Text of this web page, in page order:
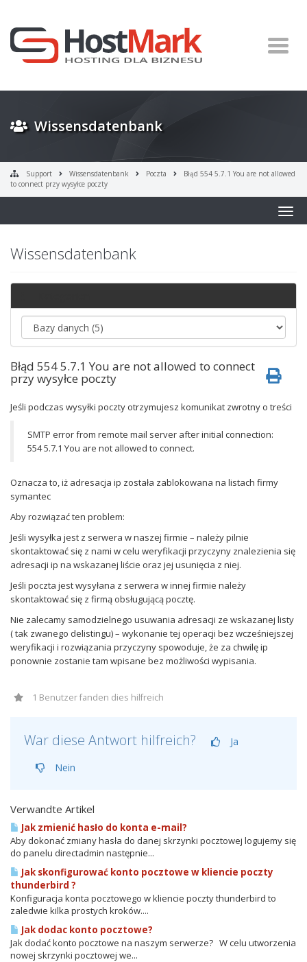
Wissensdatenbank
Support Wissensdatenbank Poczta
Błąd 554 5.7.1 You are not allowed
to connect przy wysyłce poczty
Wissensdatenbank
Błąd 554 5.7.1 You are not allowed to connect
przy wysyłce poczty
Jeśli podczas wysyłki poczty otrzymujesz komunikat zwrotny o treści
SMTP error from remote mail server after initial connection:
554 5.7.1 You are not allowed to connect.
Oznacza to, iż adresacja ip została zablokowana na listach firmy
symantec
Aby rozwiązać ten problem:
Jeśli wysyłka jest z serwera w naszej firmie – należy pilnie
skontaktować się z nami w celu weryfikacji przyczyny znalezienia się
adresacji ip na wskazanej liście oraz jej usunięcia z niej.
Jeśli poczta jest wysyłana z serwera w innej firmie należy
skontaktować się z firmą obsługującą pocztę.
Nie zalecamy samodzielnego usuwania adresacji ze wskazanej listy
( tak zwanego delistingu) – wykonanie tej operacji bez wcześniejszej
weryfikacji i rozwiązania przyczyny spowoduje, że za chwilę ip
ponownie zostanie tam wpisane bez możliwości wypisania.
1 Benutzer fanden dies hilfreich
War diese Antwort hilfreich?
Ja
Nein
Verwandte Artikel
Jak zmienić hasło do konta e-mail?
Aby dokonać zmiany hasła do danej skrzynki pocztowej logujemy się
do panelu directadmin następnie...
Jak skonfigurować konto pocztowe w kliencie poczty
thunderbird ?
Konfiguracja konta pocztowego w kliencie poczty thunderbird to
zaledwie kilka prostych kroków....
Jak dodac konto pocztowe?
Jak dodać konto pocztowe na naszym serwerze? W celu utworzenia
nowej skrzynki pocztowej we...